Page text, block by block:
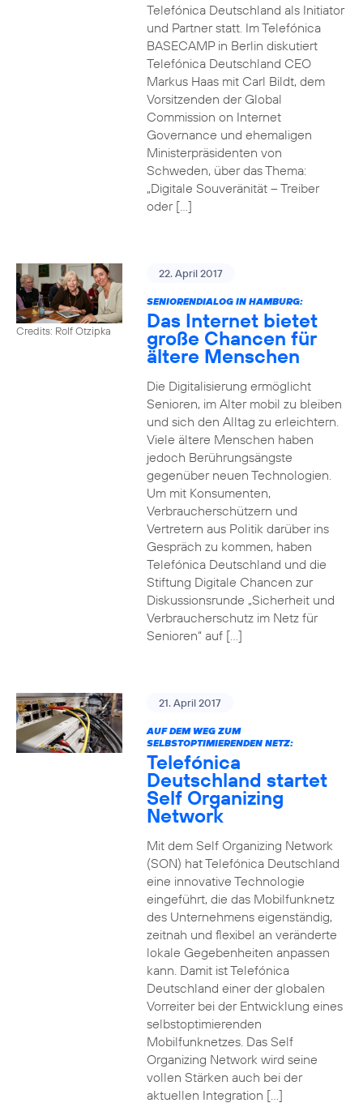
Telefónica Deutschland als Initiator
und Partner statt. Im Telefónica
BASECAMP in Berlin diskutiert
Telefónica Deutschland CEO
Markus Haas mit Carl Bildt, dem
Vorsitzenden der Global
Commission on Internet
Governance und ehemaligen
Ministerpräsidenten von
Schweden, über das Thema:
„Digitale Souveränität – Treiber
oder […]
Credits: Rolf Otzipka
22. April 2017
SENIORENDIALOG IN HAMBURG:
Das Internet bietet
große Chancen für
ältere Menschen
Die Digitalisierung ermöglicht
Senioren, im Alter mobil zu bleiben
und sich den Alltag zu erleichtern.
Viele ältere Menschen haben
jedoch Berührungsängste
gegenüber neuen Technologien.
Um mit Konsumenten,
Verbraucherschützern und
Vertretern aus Politik darüber ins
Gespräch zu kommen, haben
Telefónica Deutschland und die
Stiftung Digitale Chancen zur
Diskussionsrunde „Sicherheit und
Verbraucherschutz im Netz für
Senioren“ auf […]
21. April 2017
AUF DEM WEG ZUM
SELBSTOPTIMIERENDEN NETZ:
Telefónica
Deutschland startet
Self Organizing
Network
Mit dem Self Organizing Network
(SON) hat Telefónica Deutschland
eine innovative Technologie
eingeführt, die das Mobilfunknetz
des Unternehmens eigenständig,
zeitnah und flexibel an veränderte
lokale Gegebenheiten anpassen
kann. Damit ist Telefónica
Deutschland einer der globalen
Vorreiter bei der Entwicklung eines
selbstoptimierenden
Mobilfunknetzes. Das Self
Organizing Network wird seine
vollen Stärken auch bei der
aktuellen Integration […]